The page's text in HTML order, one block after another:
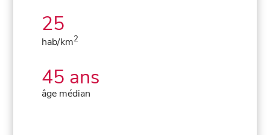
25
hab/km2
45 ans
âge médian